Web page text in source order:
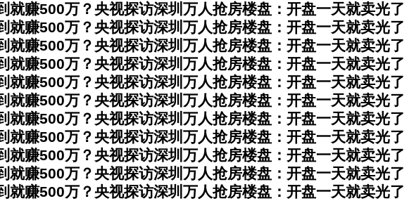
就赚500万？央视探访深圳万人抢房楼盘：开盘一天就卖光了
就赚500万？央视探访深圳万人抢房楼盘：开盘一天就卖光了
就赚500万？央视探访深圳万人抢房楼盘：开盘一天就卖光了
就赚500万？央视探访深圳万人抢房楼盘：开盘一天就卖光了
就赚500万？央视探访深圳万人抢房楼盘：开盘一天就卖光了
就赚500万？央视探访深圳万人抢房楼盘：开盘一天就卖光了
就赚500万？央视探访深圳万人抢房楼盘：开盘一天就卖光了
就赚500万？央视探访深圳万人抢房楼盘：开盘一天就卖光了
就赚500万？央视探访深圳万人抢房楼盘：开盘一天就卖光了
就赚500万？央视探访深圳万人抢房楼盘：开盘一天就卖光了
就赚500万？央视探访深圳万人抢房楼盘：开盘一天就卖光了